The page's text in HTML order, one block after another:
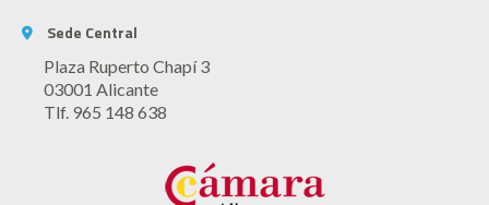
Sede Central
Plaza Ruperto Chapí 3
03001 Alicante
Tlf. 965 148 638